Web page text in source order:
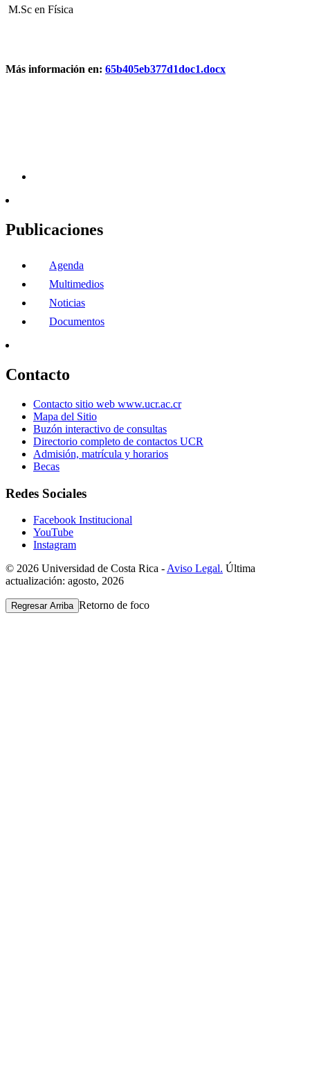
M.Sc en Física
Más información en: 65b405eb377d1doc1.docx
Publicaciones
Agenda
Multimedios
Noticias
Documentos
Contacto
Contacto sitio web www.ucr.ac.cr
Mapa del Sitio
Buzón interactivo de consultas
Directorio completo de contactos UCR
Admisión, matrícula y horarios
Becas
Redes Sociales
Facebook Institucional
YouTube
Instagram
© 2026 Universidad de Costa Rica - Aviso Legal. Última
actualización: agosto, 2026
Regresar Arriba Retorno de foco